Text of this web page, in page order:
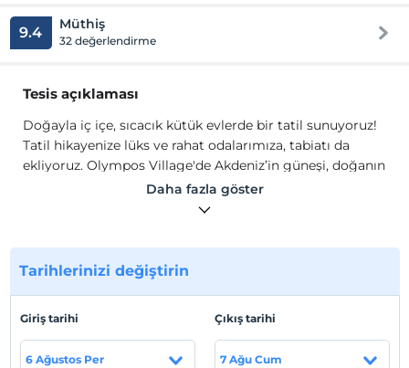
9.4 Müthiş
32 değerlendirme
Tesis açıklaması
Doğayla iç içe, sıcacık kütük evlerde bir tatil sunuyoruz!
Tatil hikayenize lüks ve rahat odalarımıza, tabiatı da
ekliyoruz. Olympos Village'de Akdeniz’in güneşi, doğanın
yeşiliyle dans halinde! Olympos Village’de tatilinizde
sağlıklı anlar geçirebileceğiniz fırsatlar var! Organik
toplayabilirsiniz. Yoga aktivitemiz sayesinde hem
bedensel hem duygusal doyuma ulaşmak, doğanın
Çam ormanının ortasında yer alan Olympos Village ve
Toprak Evlerimiz, konum olarak dünyaca ünlü Olympos
Plajına yalnızca 3 km mesafededir. Denize olan mesafeyi
Daha fazla göster
Tarihlerinizi değiştirin
Giriş tarihi
6 Ağustos Per
Çıkış tarihi
7 Ağu Cum